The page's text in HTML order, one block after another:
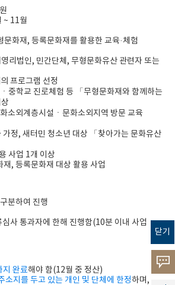
닫기
고객의
~ 11월
문화재, 등록문화재를 활용한 교육·체험
리법인, 민간단체, 무형문화유산 관련자 또는
프로그램 선정
중학교 진로체험 등 「무형문화재와 함께하는
소외계층시설ㆍ문화소외지역 방문 교육
정, 새터민 청소년 대상 「찾아가는 문화유산
사업 1개 이상
재, 등록문화재 대상 활용 사업
분하여 진행
사 통과자에 한해 진행함(10분 이내 사업
지 완료해야 함(12월 중 정산)
소지를 두고 있는 개인 및 단체에 한정하며,